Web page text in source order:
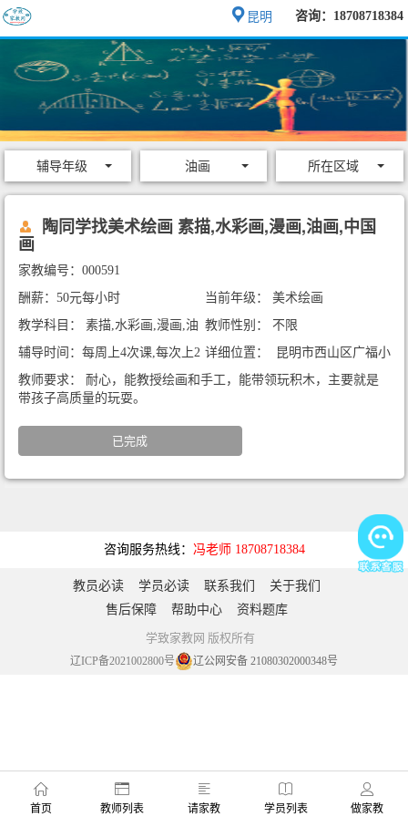
咨询：18708718384
昆明
辅导年级 油画 所在区域
陶同学找美术绘画 素描,水彩画,漫画,油画,中国
画
家教编号：000591
酬薪：50元每小时
当前年级： 美术绘画
教学科目： 素描,水彩画,漫画,油
画,中国画
教师性别： 不限
辅导时间：每周上4次课,每次上2
小时
详细位置： 昆明市西山区广福小
区二区
教师要求： 耐心，能教授绘画和手工，能带领玩积木，主要就是
带孩子高质量的玩耍。
已完成
咨询服务热线： 冯老师 18708718384
教员必读 学员必读 联系我们
关于我们
售后保障
帮助中心 资料题库
学致家教网 版权所有
辽ICP备2021002800号 辽公网安备 21080302000348号
首页 教师列表 请家教 学员列表 做家教